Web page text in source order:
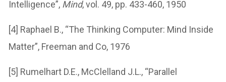
Intelligence”, Mind, vol. 49, pp. 433-460, 1950
[4] Raphael B., “The Thinking Computer: Mind Inside
Matter”, Freeman and Co, 1976
[5] Rumelhart D.E., McClelland J.L., “Parallel